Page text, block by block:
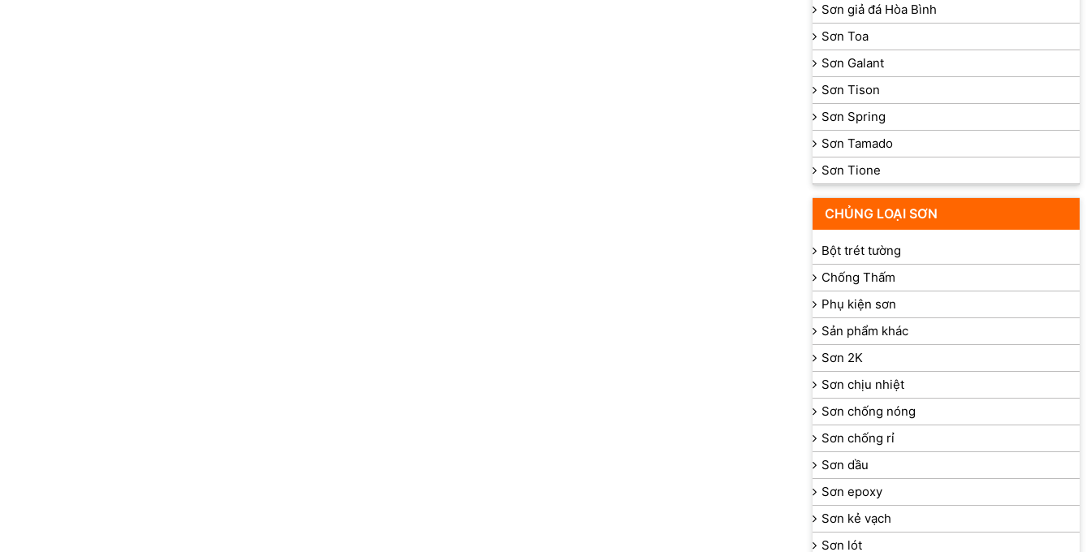
Sơn giả đá Hòa Bình
Sơn Toa
Sơn Galant
Sơn Tison
Sơn Spring
Sơn Tamado
Sơn Tione
CHỦNG LOẠI SƠN
Bột trét tường
Chống Thấm
Phụ kiện sơn
Sản phẩm khác
Sơn 2K
Sơn chịu nhiệt
Sơn chống nóng
Sơn chống rỉ
Sơn dầu
Sơn epoxy
Sơn kẻ vạch
Sơn lót